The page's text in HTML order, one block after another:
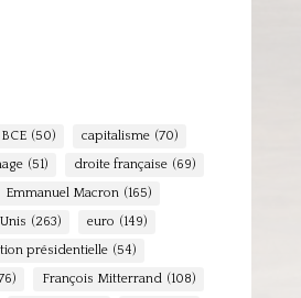
BCE (50) capitalisme (70)
(51) droite française (69)
Emmanuel Macron (165)
(263) euro (149)
présidentielle (54)
François Mitterrand (108)